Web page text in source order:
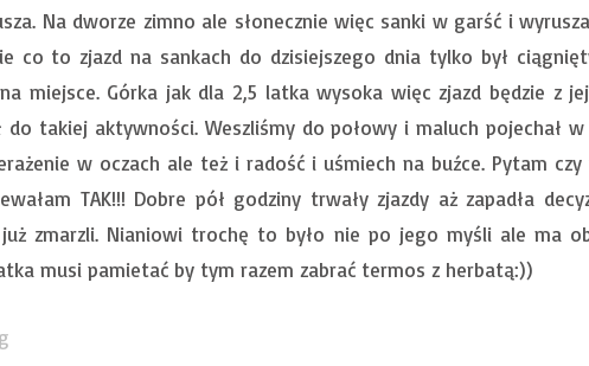
Na dworze zimno ale słonecznie więc sanki w garść i
co to zjazd na sankach do dzisiejszego dnia tylko był
miejsce. Górka jak dla 2,5 latka wysoka więc zjazd będzie z
do takiej aktywności. Weszliśmy do połowy i maluch pojechał
w oczach ale też i radość i uśmiech na buźce. Pytam czy
TAK!!! Dobre pół godziny trwały zjazdy aż zapadła
zmarzli. Nianiowi trochę to było nie po jego myśli ale ma
musi pamietać by tym razem zabrać termos z herbatą:))